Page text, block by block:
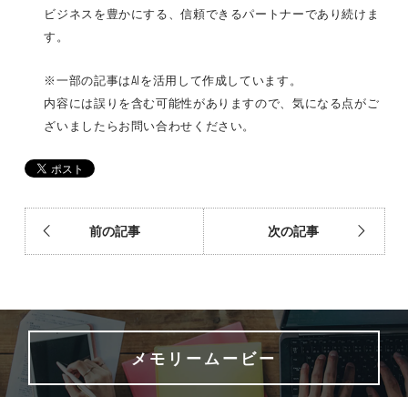
ビジネスを豊かにする、信頼できるパートナーであり続けま
す。
※一部の記事はAIを活用して作成しています。
内容には誤りを含む可能性がありますので、気になる点がご
ざいましたらお問い合わせください。
前の記事 次の記事
メモリームービー